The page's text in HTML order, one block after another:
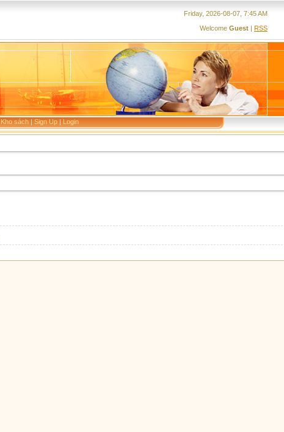
Friday, 2026-08-07, 7:45 AM
Welcome Guest | RSS
Kho sách | Sign Up | Login